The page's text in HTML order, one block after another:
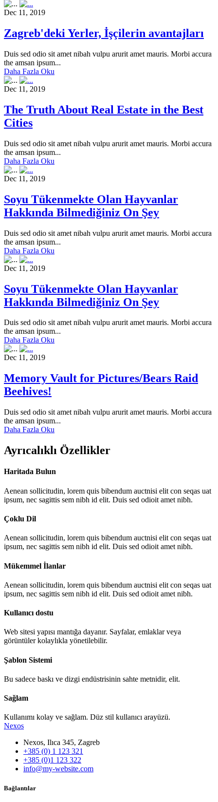
Dec 11, 2019
Zagreb'deki Yerler, İşçilerin avantajları
Duis sed odio sit amet nibah vulpu arurit amet mauris. Morbi accura
the amsan ipsum...
Daha Fazla Oku
Dec 11, 2019
The Truth About Real Estate in the Best
Cities
Duis sed odio sit amet nibah vulpu arurit amet mauris. Morbi accura
the amsan ipsum...
Daha Fazla Oku
Dec 11, 2019
Soyu Tükenmekte Olan Hayvanlar
Hakkında Bilmediğiniz On Şey
Duis sed odio sit amet nibah vulpu arurit amet mauris. Morbi accura
the amsan ipsum...
Daha Fazla Oku
Dec 11, 2019
Soyu Tükenmekte Olan Hayvanlar
Hakkında Bilmediğiniz On Şey
Duis sed odio sit amet nibah vulpu arurit amet mauris. Morbi accura
the amsan ipsum...
Daha Fazla Oku
Dec 11, 2019
Memory Vault for Pictures/Bears Raid
Beehives!
Duis sed odio sit amet nibah vulpu arurit amet mauris. Morbi accura
the amsan ipsum...
Daha Fazla Oku
Ayrıcalıklı Özellikler
Haritada Bulun
Aenean sollicitudin, lorem quis bibendum auctnisi elit con seqas uat
ipsum, nec sagittis sem nibh id elit. Duis sed odioit amet nibh.
Çoklu Dil
Aenean sollicitudin, lorem quis bibendum auctnisi elit con seqas uat
ipsum, nec sagittis sem nibh id elit. Duis sed odioit amet nibh.
Mükemmel İlanlar
Aenean sollicitudin, lorem quis bibendum auctnisi elit con seqas uat
ipsum, nec sagittis sem nibh id elit. Duis sed odioit amet nibh.
Kullanıcı dostu
Web sitesi yapısı mantığa dayanır. Sayfalar, emlaklar veya
görüntüler kolaylıkla yönetilebilir.
Şablon Sistemi
Bu sadece baskı ve dizgi endüstrisinin sahte metnidir, elit.
Sağlam
Kullanımı kolay ve sağlam. Düz stil kullanıcı arayüzü.
Nexos
Nexos, Ilıca 345, Zagreb
+385 (0) 1 123 321
+385 (0)1 123 322
info@my-website.com
Bağlantılar